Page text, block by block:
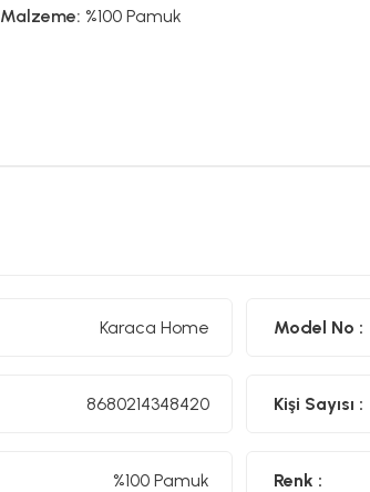
Malzeme: %100 Pamuk
Karaca Home Model No :
8680214348420 Kişi Sayısı :
%100 Pamuk Renk :